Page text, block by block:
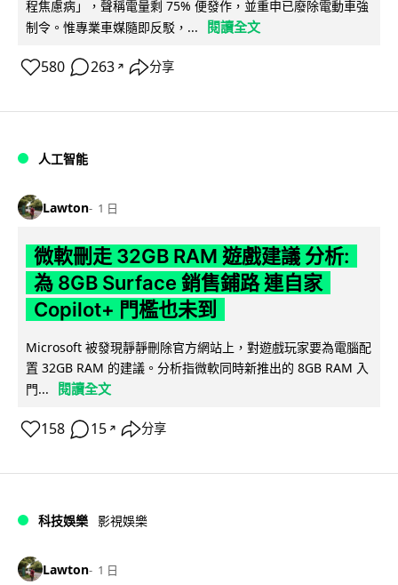
程焦慮病」，聲稱電量剩 75% 便發作，並重申已廢除電動車強
制令。惟專業車媒隨即反駁，...
閱讀全文
580 263 ↗ 分享
人工智能
Lawton 1 日
微軟刪走 32GB RAM 遊戲建議 分析:
為 8GB Surface 銷售鋪路 連自家
Copilot+ 門檻也未到
Microsoft 被發現靜靜刪除官方網站上，對遊戲玩家要為電腦配
置 32GB RAM 的建議。分析指微軟同時新推出的 8GB RAM 入
門...
閱讀全文
158 15 ↗ 分享
科技娛樂 影視娛樂
Lawton 1 日